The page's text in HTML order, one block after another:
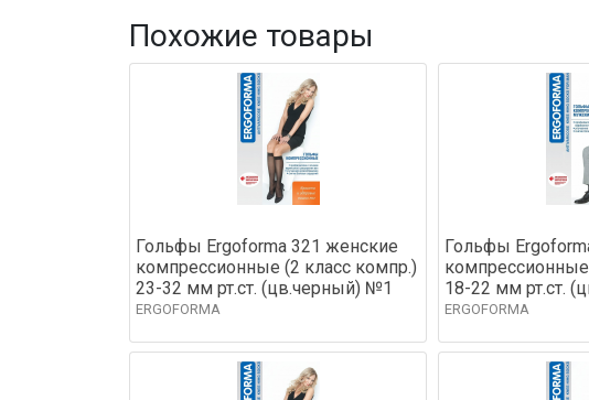
Похожие товары
Гольфы Ergoforma 321 женские
компрессионные (2 класс компр.)
23-32 мм рт.ст. (цв.черный) №1
ERGOFORMA
Гольфы
18-22 мм рт.ст.
ERGOFORMA